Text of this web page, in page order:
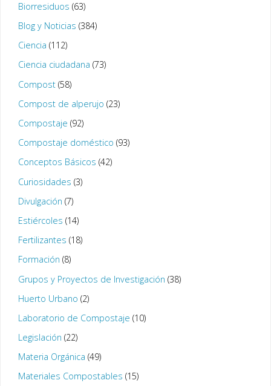
Biorresiduos (63)
Blog y Noticias (384)
Ciencia (112)
Ciencia ciudadana (73)
Compost(58)
Compost de alperujo (23)
Compostaje (92)
Compostaje doméstico (93)
Conceptos Básicos (42)
Curiosidades (3)
Divulgación (7)
Estiércoles (14)
Fertilizantes (18)
Formación (8)
Grupos y Proyectos de Investigación (38)
Huerto Urbano (2)
Laboratorio de Compostaje (10)
Legislación (22)
Materia Orgánica (49)
Materiales Compostables (15)